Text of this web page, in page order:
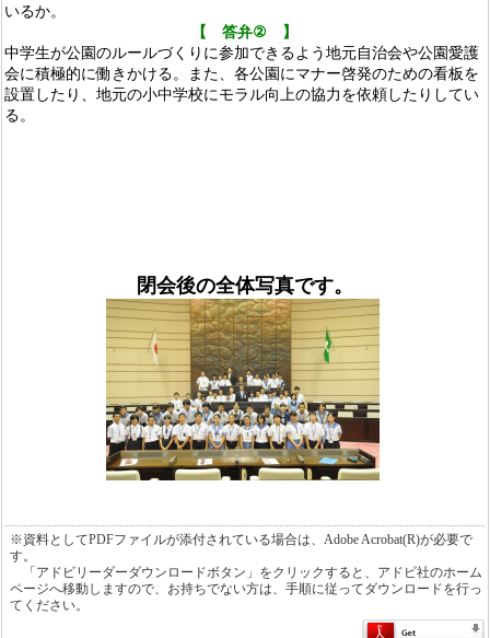
いるか。
【 答弁② 】
中学生が公園のルールづくりに参加できるよう地元自治会や公園愛護
会に積極的に働きかける。ま た、各公園にマナー啓発のための看板を
設置したり、地元の小中学校にモラル向上の協力を依頼したりしてい
る。
閉会後の全体写真です。
※資料としてPDFファイルが添付されている場合は、Adobe Acrobat(R)が必要で
す。
「アドビリーダーダウンロードボタン」をクリックすると、アドビ社のホーム
ページへ移動しますので、お持ちでない方は、手順に従ってダウンロードを行っ
てください。